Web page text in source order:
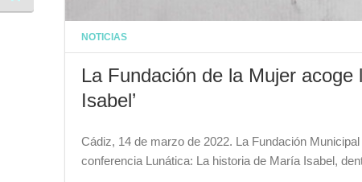
NOTICIAS
La Fundación de la Mujer
Isabel’
Cádiz, 14 de marzo de 2022. La Fundación
conferencia Lunática: La historia de María Isabel,